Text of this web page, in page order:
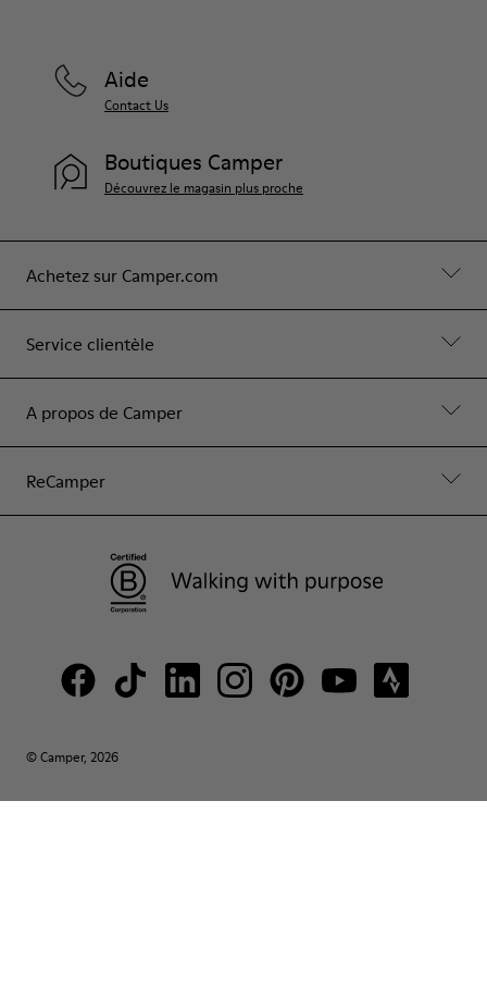
Achetez sur Camper.com
Service clientèle
A propos de Camper
ReCamper
Aide
Contact Us
Boutiques Camper
Découvrez le magasin plus proche
© Camper, 2026